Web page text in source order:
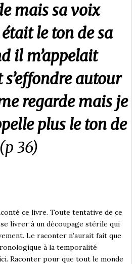
mais sa voix
le ton de sa
il m’appelait
autour
regarde mais je
plus le ton de
(p 36)
ce livre. Toute tentative de ce
livrer à un découpage stérile qui
Le raconter n’aurait fait que
à la temporalité
Raconter pour que tout le monde